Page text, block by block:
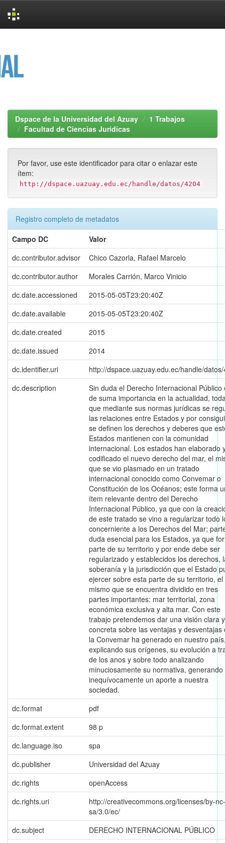
Dspace de la Universidad del Azuay
1 Trabajos
Facultad de Ciencias Jurídicas
Por favor, use este identificador para citar o enlazar este
ítem:
http://dspace.uazuay.edu.ec/handle/datos/4204
Registro completo de metadatos
Campo DC
Valor
dc.contributor.advisor
Chico Cazorla, Rafael Marcelo
dc.contributor.author
Morales Carrión, Marco Vinicio
dc.date.accessioned
2015-05-05T23:20:40Z
dc.date.available
2015-05-05T23:20:40Z
dc.date.created
2015
dc.date.issued
2014
dc.identifier.uri
http://dspace.uazuay.edu.ec/handle/
dc.description
Sin duda el Derecho Internacional Público
de suma importancia en la actualidad,
que mediante sus normas jurídicas se
las relaciones entre Estados y por
se definen los derechos y deberes que
Estados mantienen con la comunidad
internacional. Los estados han elaborado
codificado el nuevo derecho del mar, el
que se vio plasmado en un tratado
internacional conocido como Convemar o
Constitución de los Océanos; este forma
ítem relevante dentro del Derecho
Internacional Público, ya que con la
de este tratado se vino a regularizar todo
concerniente a los Derechos del Mar;
duda esencial para los Estados, ya que
parte de su territorio y por ende debe ser
regularizado y establecidos los derechos,
soberanía y la jurisdicción que el Estado
ejercer sobre esta parte de su territorio, el
mismo que se encuentra dividido en tres
partes importantes: mar territorial, zona
económica exclusiva y alta mar. Con este
trabajo pretendemos dar una visión clara y
concreta sobre las ventajas y desventajas
la Convemar ha generado en nuestro
explicando sus orígenes, su evolución a
de los anos y sobre todo analizando
minuciosamente su normativa, generando
inequívocamente un aporte a nuestra
sociedad.
dc.format
pdf
dc.format.extent
98 p
dc.language.iso
spa
dc.publisher
Universidad del Azuay
dc.rights
openAccess
dc.rights.uri
http://creativecommons.org/licenses/by-nc-
sa/3.0/ec/
dc.subject
DERECHO INTERNACIONAL PÚBLICO